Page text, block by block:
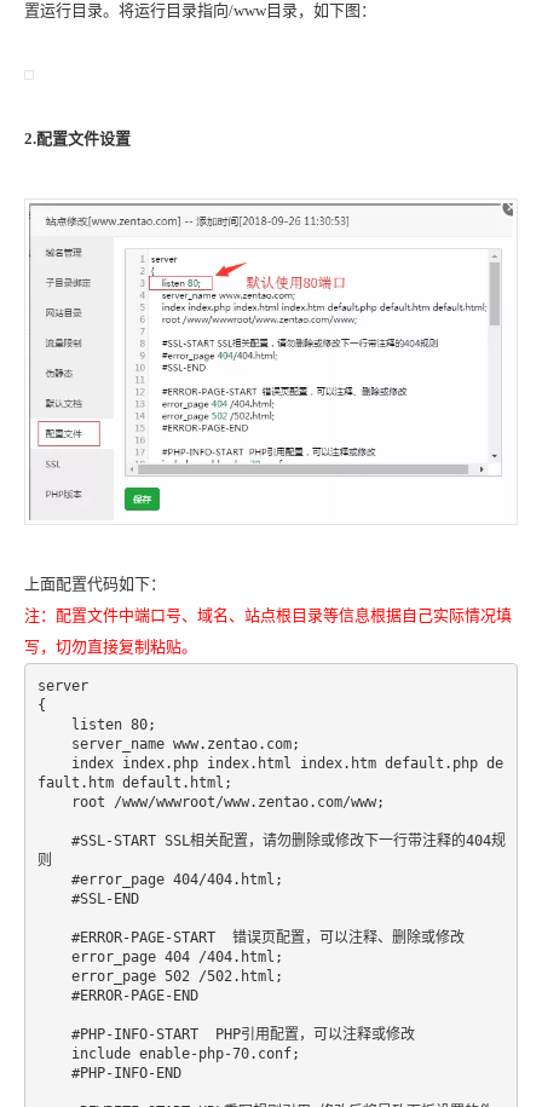
置运行目录。将运行目录指向/www目录，如下图：
2.配置文件设置
上面配置代码如下：
注：配置文件中端口号、域名、站点根目录等信息根据自己实际情况填
写，切勿直接复制粘贴。
server
{
listen 80;
server_name www.zentao.com;
index index.php index.html index.htm default.php de
fault.htm default.html;
root /www/wwwroot/www.zentao.com/www;
#SSL-START SSL相关配置，请勿删除或修改下一行带注释的404规
则
#error_page 404/404.html;
#SSL-END
#ERROR-PAGE-START  错误页配置，可以注释、删除或修改
error_page 404 /404.html;
error_page 502 /502.html;
#ERROR-PAGE-END
#PHP-INFO-START  PHP引用配置，可以注释或修改
include enable-php-70.conf;
#PHP-INFO-END